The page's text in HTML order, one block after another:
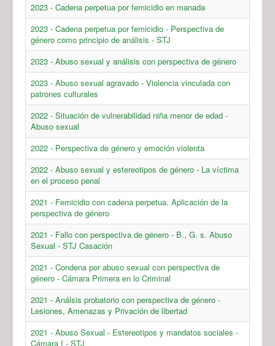
2023 - Cadena perpetua por femicidio en manada
2023 - Cadena perpetua por femicidio - Perspectiva de
género como principio de análisis - STJ
2023 - Abuso sexual y análisis con perspectiva de género
2023 - Abuso sexual agravado - Violencia vinculada con
patrones culturales
2022 - Situación de vulnerabilidad niña menor de edad -
Abuso sexual
2022 - Perspectiva de género y emoción violenta
2022 - Abuso sexual y estereotipos de género - La víctima
en el proceso penal
2021 - Femicidio con cadena perpetua. Aplicación de la
perspectiva de género
2021 - Fallo con perspectiva de género - B., G. s. Abuso
Sexual - STJ Casación
2021 - Condena por abuso sexual con perspectiva de
género - Cámara Primera en lo Criminal
2021 - Análsis probatorio con perspectiva de género -
Lesiones, Amenazas y Privación de libertad
2021 - Abuso Sexual - Estereotipos y mandatos sociales -
Cámara I - STJ